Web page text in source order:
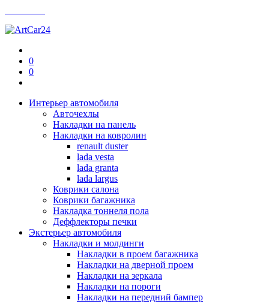
0
0
Интерьер автомобиля
Авточехлы
Накладки на панель
Накладки на ковролин
renault duster
lada vesta
lada granta
lada largus
Коврики салона
Коврики багажника
Накладка тоннеля пола
Деффлекторы печки
Экстерьер автомобиля
Накладки и молдинги
Накладки в проем багажника
Накладки на дверной проем
Накладки на зеркала
Накладки на пороги
Накладки на передний бампер